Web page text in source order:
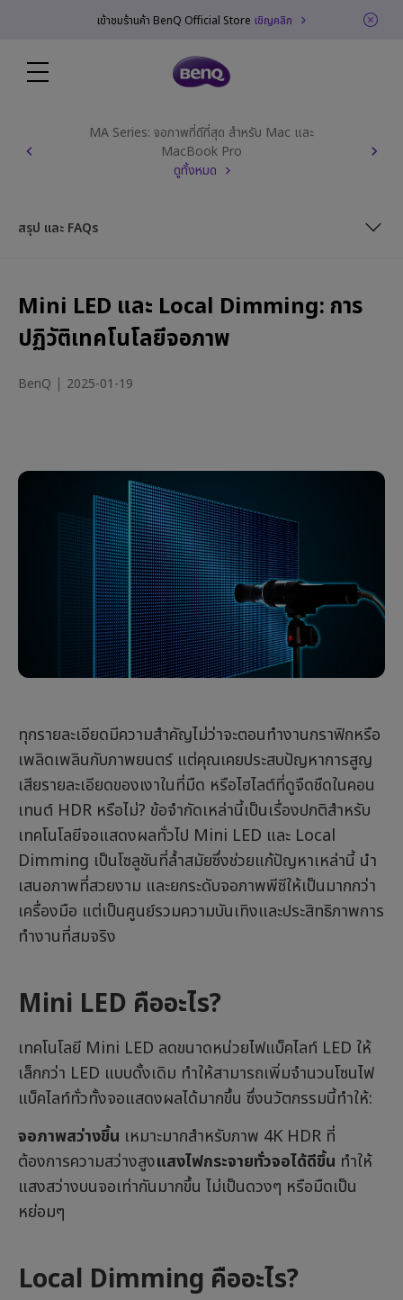
เข้าชมร้านค้า BenQ Official Store เชิญคลิก
MA Series: จอภาพที่ดีที่สุด สำหรับ Mac และ
MacBook Pro
ดูทั้งหมด
สรุป และ FAQs
ความท้าทายและการพัฒนาในอนาคต
สรุป และ FAQs
Mini LED และ Local Dimming: การ
ปฏิวัติเทคโนโลยีจอภาพ
BenQ 2025-01-19
ทุกรายละเอียดมีความสำคัญไม่ว่าจะตอนทำงานกราฟิกหรือ
เพลิดเพลินกับภาพยนตร์ แต่คุณเคยประสบปัญหาการสูญ
เสียรายละเอียดของเงาในที่มืด หรือไฮไลต์ที่ดูจืดชืดในคอน
เทนต์ HDR หรือไม่? ข้อจำกัดเหล่านี้เป็นเรื่องปกติสำหรับ
เทคโนโลยีจอแสดงผลทั่วไป Mini LED และ Local
Dimming เป็นโซลูชันที่ล้ำสมัยซึ่งช่วยแก้ปัญหาเหล่านี้ นำ
เสนอภาพที่สวยงาม และยกระดับจอภาพพีซีให้เป็นมากกว่า
เครื่องมือ แต่เป็นศูนย์รวมความบันเทิงและประสิทธิภาพการ
ทำงานที่สมจริง
Mini LED คืออะไร?
เทคโนโลยี Mini LED ลดขนาดหน่วยไฟแบ็คไลท์ LED ให้
เล็กกว่า LED แบบดั้งเดิม ทำให้สามารถเพิ่มจำนวนโซนไฟ
แบ็คไลท์ทั่วทั้งจอแสดงผลได้มากขึ้น ซึ่งนวัตกรรมนี้ทำให้:
จอภาพสว่างขึ้น เหมาะมากสำหรับภาพ 4K HDR ที่
ต้องการความสว่างสูงแสงไฟกระจายทั่วจอได้ดีขึ้น ทำให้
แสงสว่างบนจอเท่ากันมากขึ้น ไม่เป็นดวงๆ หรือมืดเป็น
หย่อมๆ
Local Dimming คืออะไร?